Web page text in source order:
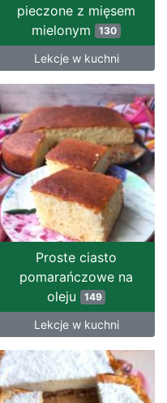
pieczone z mięsem
mielonym 130
Lekcje w kuchni
Proste ciasto
pomarańczowe na
oleju
149
Lekcje w kuchni